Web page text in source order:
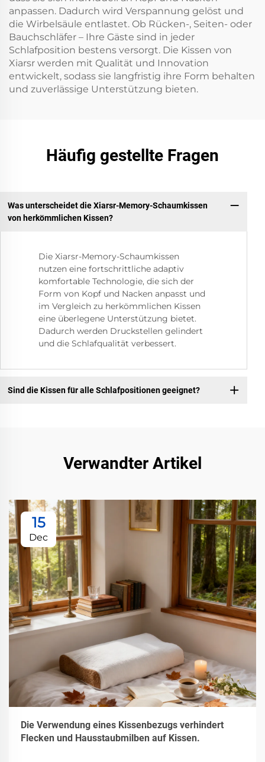
anpassen. Dadurch wird Verspannung gelöst und
die Wirbelsäule entlastet. Ob Rücken-, Seiten- oder
Bauchschläfer – Ihre Gäste sind in jeder
Schlafposition bestens versorgt. Die Kissen von
Xiarsr werden mit Qualität und Innovation
entwickelt, sodass sie langfristig ihre Form behalten
und zuverlässige Unterstützung bieten.
Häufig gestellte Fragen
Was unterscheidet die Xiarsr-Memory-Schaumkissen
von herkömmlichen Kissen?
Die Xiarsr-Memory-Schaumkissen
nutzen eine fortschrittliche adaptiv
komfortable Technologie, die sich der
Form von Kopf und Nacken anpasst und
im Vergleich zu herkömmlichen Kissen
eine überlegene Unterstützung bietet.
Dadurch werden Druckstellen gelindert
und die Schlafqualität verbessert.
Sind die Kissen für alle Schlafpositionen geeignet?
Verwandter Artikel
15
Dec
Die Verwendung eines Kissenbezugs verhindert
Flecken und Hausstaubmilben auf Kissen.